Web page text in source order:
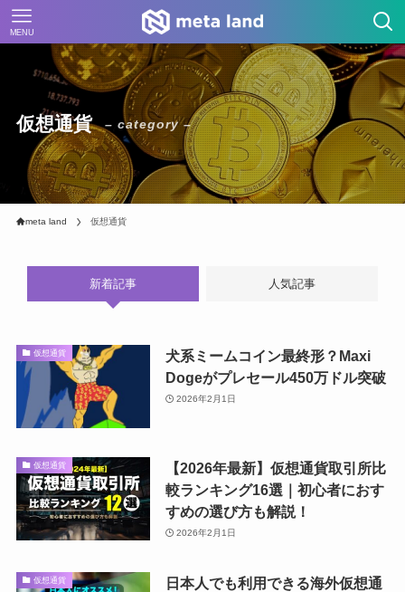
MENU
仮想通貨 – category –
meta land 仮想通貨
新着記事 人気記事
仮想通貨
犬系ミームコイン最終形？Maxi
Dogeがプレセール450万ドル突破
2026年2月1日
仮想通貨
【2026年最新】仮想通貨取引所比
較ランキング16選｜初心者におす
すめの選び方も解説！
2026年2月1日
仮想通貨
日本人でも利用できる海外仮想通